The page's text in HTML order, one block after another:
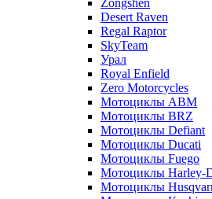
Zongshen
Desert Raven
Regal Raptor
SkyTeam
Урал
Royal Enfield
Zero Motorcycles
Мотоциклы ABM
Мотоциклы BRZ
Мотоциклы Defiant
Мотоциклы Ducati
Мотоциклы Fuego
Мотоциклы Harley-
Мотоциклы